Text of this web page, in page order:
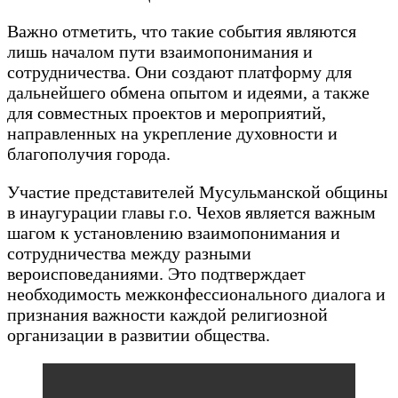
Важно отметить, что такие события являются
лишь началом пути взаимопонимания и
сотрудничества. Они создают платформу для
дальнейшего обмена опытом и идеями, а также
для совместных проектов и мероприятий,
направленных на укрепление духовности и
благополучия города.
Участие представителей Мусульманской общины
в инаугурации главы г.о. Чехов является важным
шагом к установлению взаимопонимания и
сотрудничества между разными
вероисповеданиями. Это подтверждает
необходимость межконфессионального диалога и
признания важности каждой религиозной
организации в развитии общества.